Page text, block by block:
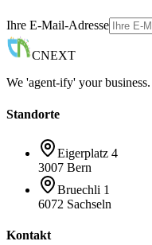
Ihre E-Mail-Adresse
CNEXT
We 'agent-ify' your
Standorte
Eigerplatz 4
3007 Bern
Bruechli 1
6072 Sachseln
Kontakt